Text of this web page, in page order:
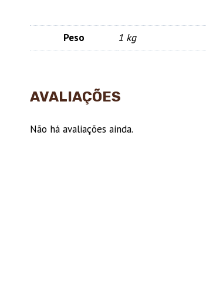
Peso 1 kg
AVALIAÇÕES
Não há avaliações ainda.